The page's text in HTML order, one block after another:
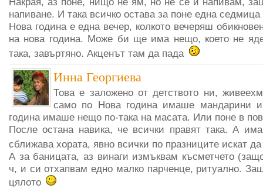
напиване. И така всичко остава за поне една
Нова година е една вечер, колкото вечеряш
на нова година. Може би ще има нещо, което не
така, завъртяно. Акценът там да пада
Инна Георгиева
Това е заложено от детството ни,
само по Нова година имаше мандарини
година имаше нещо по-така на масата. Или поне в
После остана навика, че всички правят така. А
сближава хората, явно всички по празниците искат
А за баницата, аз винаги измъквам късметчето
ч, и си отхапвам едно малко парченце, ритуално.
цялото